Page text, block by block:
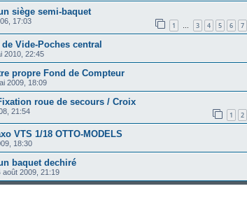
siège semi-baquet
17:03 1 … 3 4 5 6 7
Vide-Poches central
2010, 22:45
propre Fond de Compteur
2009, 18:09
roue de secours / Croix
21:54 1 2
VTS 1/18 OTTO-MODELS
18:30
baquet dechiré
août 2009, 21:19